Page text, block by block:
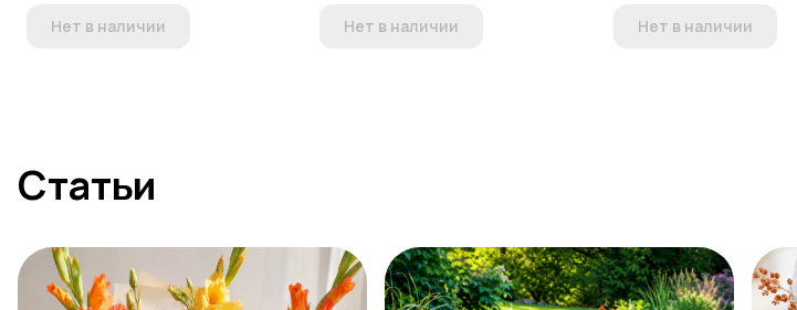
Нет в наличии Нет в наличии Нет в наличии
Статьи